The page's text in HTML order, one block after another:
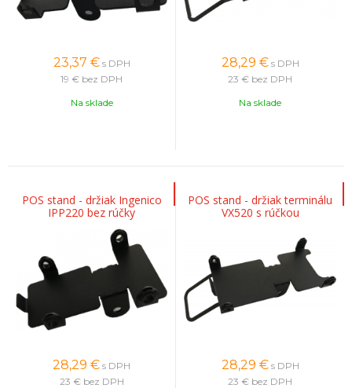
23,37 € s DPH
19 € bez DPH
Na sklade
28,29 € s DPH
23 € bez DPH
Na sklade
POS stand - držiak Ingenico
IPP220 bez rúčky
28,29 € s DPH
23 € bez DPH
POS stand - držiak terminálu
VX520 s rúčkou
28,29 € s DPH
23 € bez DPH